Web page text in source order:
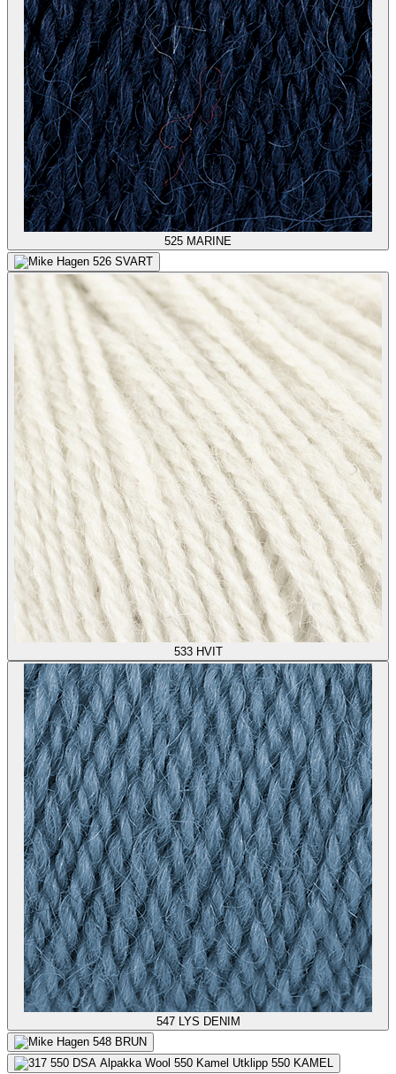
525 MARINE
526 SVART
533 HVIT
547 LYS DENIM
548 BRUN
550 KAMEL